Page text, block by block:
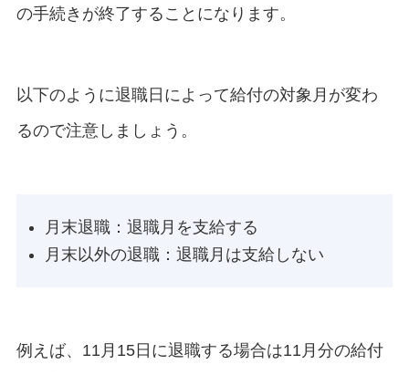
の手続きが終了することになります。
以下のように退職日によって給付の対象月が変わ
るので注意しましょう。
月末退職：退職月を支給する
月末以外の退職：退職月は支給しない
例えば、11月15日に退職する場合は11月分の給付